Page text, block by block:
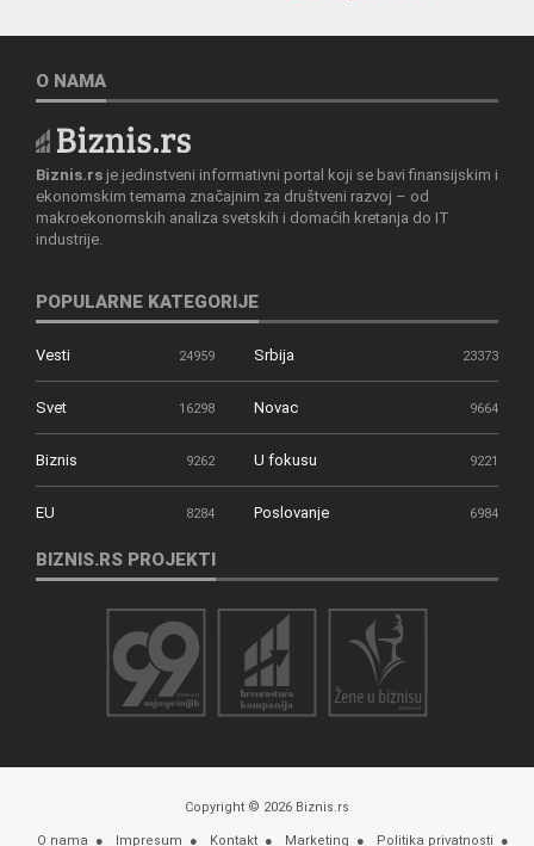
O NAMA
Biznis.rs je jedinstveni informativni portal koji se bavi finansijskim i
ekonomskim temama značajnim za društveni razvoj – od
makroekonomskih analiza svetskih i domaćih kretanja do IT
industrije.
POPULARNE KATEGORIJE
Vesti 24959 Srbija 23373
Svet 16298 Novac 9664
Biznis 9262 U fokusu 9221
EU 8284 Poslovanje 6984
BIZNIS.RS PROJEKTI
Copyright © 2026 Biznis.rs
O nama Impresum Kontakt Marketing Politika privatnosti